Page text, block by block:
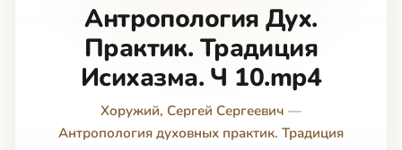
Антропология Дух.
Практик. Традиция
Исихазма. Ч 10.mp4
Хоружий, Сергей Сергеевич —
Антропология духовных практик. Традиция